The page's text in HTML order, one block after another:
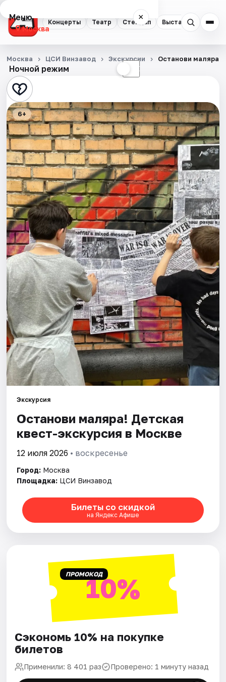
Концерты Театр Стендап Выставки
Меню ×
Москва
Концерты
Театр
Стендап
Выставки
Квесты
Экскурсии
Спорт
События
Города
Площадки
Артисты
Рейтинги
Ночной режим ☾
Москва ЦСИ Винзавод Экскурсии Останови маляра!
6+
Экскурсия
Останови маляра! Детская
квест-экскурсия в Москве
12 июля 2026 • воскресенье
Город: Москва
Площадка: ЦСИ Винзавод
Билеты со скидкой
на Яндекс Афише
ПРОМОКОД10%
Сэкономь 10% на покупке
билетов
Применили: 8 401 раз Проверено: 1 минуту назад